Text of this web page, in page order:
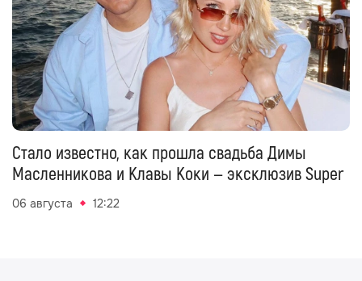
Стало известно, как прошла свадьба Димы
Масленникова и Клавы Коки — эксклюзив Super
06 августа 12:22